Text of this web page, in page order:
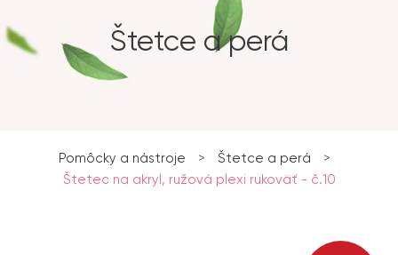
Štetce a perá
Pomôcky a nástroje > Štetce a perá
>
Štetec na akryl, ružová plexi rukoväť - č.10